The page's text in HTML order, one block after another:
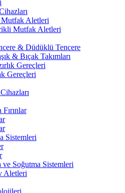
Aletleri
Mutfak Aletleri
& Düdüklü Tencere
& Bıçak Takımları
Gereçleri
Gereçleri
Sistemleri
ve Soğutma Sistemleri
Aletleri